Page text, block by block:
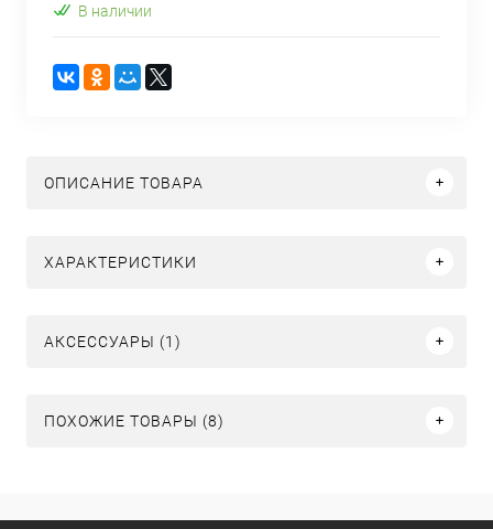
В наличии
ОПИСАНИЕ ТОВАРА
ХАРАКТЕРИСТИКИ
АКСЕССУАРЫ (1)
ПОХОЖИЕ ТОВАРЫ (8)